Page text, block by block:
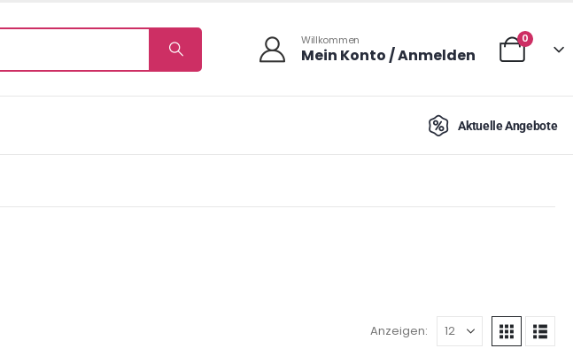
Willkommen
Mein Konto / Anmelden
0
Aktuelle Angebote
Anzeigen: